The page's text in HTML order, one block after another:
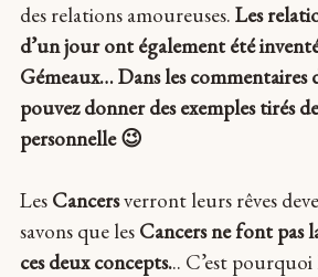
des relations amoureuses. Les
d’un jour ont également été
Gémeaux… Dans les commentaires
pouvez donner des exemples tirés
personnelle 😉
Les Cancersverront leurs rêves
savons que les Cancers ne font pas
ces deux concepts... C’est